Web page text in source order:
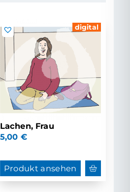
digital
Lachen, Frau
5,00 €
Produkt ansehen